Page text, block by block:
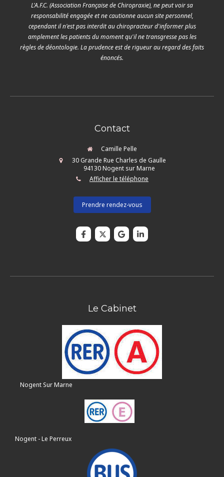
L'A.F.C. (Association Française de Chiropraxie), ne peut voir sa
responsabilité engagée et ne cautionne aucun site personnel,
cependant il n'est pas interdit au chiropracteur d'informer plus
amplement les patients du moment qu'il ne transgresse pas les
règles de déontologie. La prudence est de rigueur au regard des faits
énoncés.
Contact
Camille Pelle
30 Grande Rue Charles de Gaulle
94130 Nogent sur Marne
Afficher le téléphone
Prendre rendez-vous
Le Cabinet
Nogent Sur Marne
Nogent - Le Perreux